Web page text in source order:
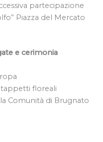
partecipazione
Piazza del Mercato
e cerimonia
floreali
Comunità di Brugnato